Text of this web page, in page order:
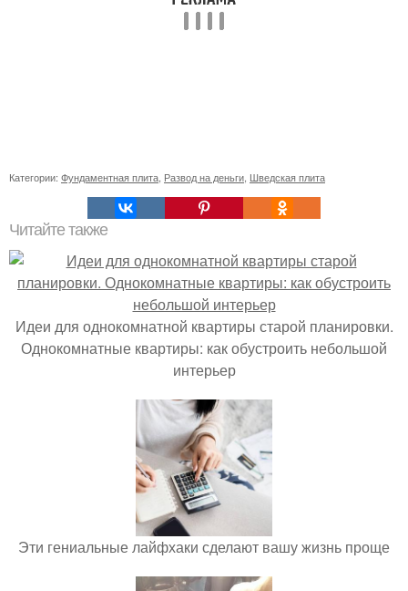
Категории: Фундаментная плита Развод на деньги Шведская плита
Читайте также
Идеи для однокомнатной квартиры старой планировки.
Однокомнатные квартиры: как обустроить небольшой
интерьер
Эти гениальные лайфхаки сделают вашу жизнь проще